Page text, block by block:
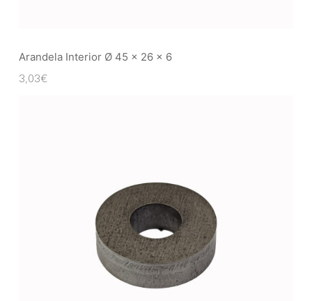
Arandela Interior Ø 45 x 26 x 6
3,03€